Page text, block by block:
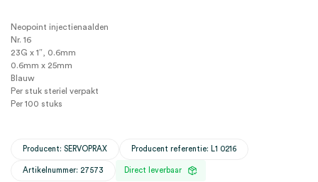
Neopoint injectienaalden
Nr. 16
23G x 1″, 0.6mm
0.6mm x 25mm
Blauw
Per stuk steriel verpakt
Per 100 stuks
Producent: SERVOPRAX Producent referentie: L1 0216
Artikelnummer: 27573 Direct leverbaar